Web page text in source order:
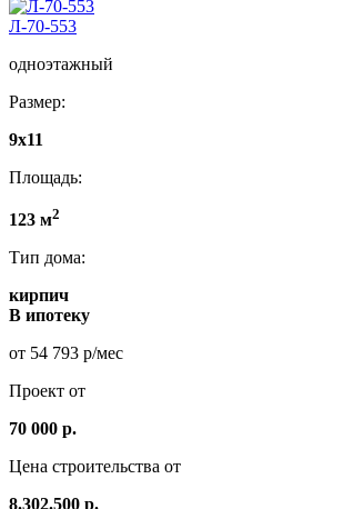
Л-70-553
одноэтажный
Размер:
9х11
Площадь:
123 м2
Тип дома:
кирпич
В ипотеку
от 54 793 р/мес
Проект от
70 000 р.
Цена строительства от
8.302.500 р.